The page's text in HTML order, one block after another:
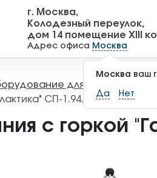
г. Москва,
Колодезный переулок,
дом 14 помещение XIII
Адрес офиса Москва
Москва ваш
Да Нет
для детских
СП-1.94.1
с горкой